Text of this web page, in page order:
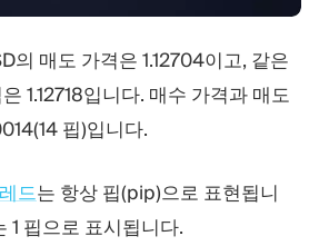
의 매도 가격은 1.12704이고, 같은
1.12718입니다. 매수 가격과 매도
핍)입니다.
드는 항상 핍(pip)으로 표현됩니
1 핍으로 표시됩니다.